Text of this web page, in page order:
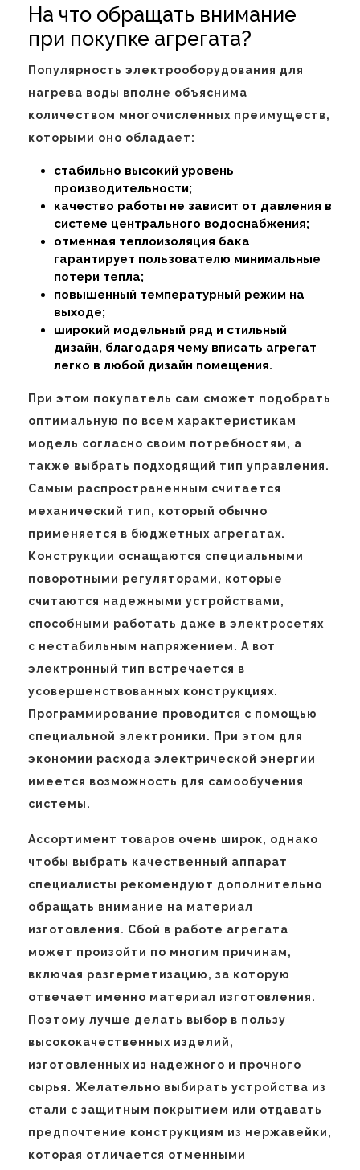
На что обращать внимание
при покупке агрегата?
Популярность электрооборудования для
нагрева воды вполне объяснима
количеством многочисленных преимуществ,
которыми оно обладает:
стабильно высокий уровень
производительности;
качество работы не зависит от давления в
системе центрального водоснабжения;
отменная теплоизоляция бака
гарантирует пользователю минимальные
потери тепла;
повышенный температурный режим на
выходе;
широкий модельный ряд и стильный
дизайн, благодаря чему вписать агрегат
легко в любой дизайн помещения.
При этом покупатель сам сможет подобрать
оптимальную по всем характеристикам
модель согласно своим потребностям, а
также выбрать подходящий тип управления.
Самым распространенным считается
механический тип, который обычно
применяется в бюджетных агрегатах.
Конструкции оснащаются специальными
поворотными регуляторами, которые
считаются надежными устройствами,
способными работать даже в электросетях
с нестабильным напряжением. А вот
электронный тип встречается в
усовершенствованных конструкциях.
Программирование проводится с помощью
специальной электроники. При этом для
экономии расхода электрической энергии
имеется возможность для самообучения
системы.
Ассортимент товаров очень широк, однако
чтобы выбрать качественный аппарат
специалисты рекомендуют дополнительно
обращать внимание на материал
изготовления. Сбой в работе агрегата
может произойти по многим причинам,
включая разгерметизацию, за которую
отвечает именно материал изготовления.
Поэтому лучше делать выбор в пользу
высококачественных изделий,
изготовленных из надежного и прочного
сырья. Желательно выбирать устройства из
стали с защитным покрытием или отдавать
предпочтение конструкциям из нержавейки,
которая отличается отменными